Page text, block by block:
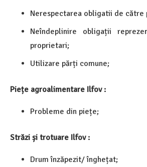
Nerespectarea obligatii de către
Neîndeplinire obligații
proprietari;
Utilizare părți comune;
Piețe agroalimentare Ilfov :
Probleme din piețe;
Străzi și trotuare Ilfov :
Drum înzăpezit/ înghețat;